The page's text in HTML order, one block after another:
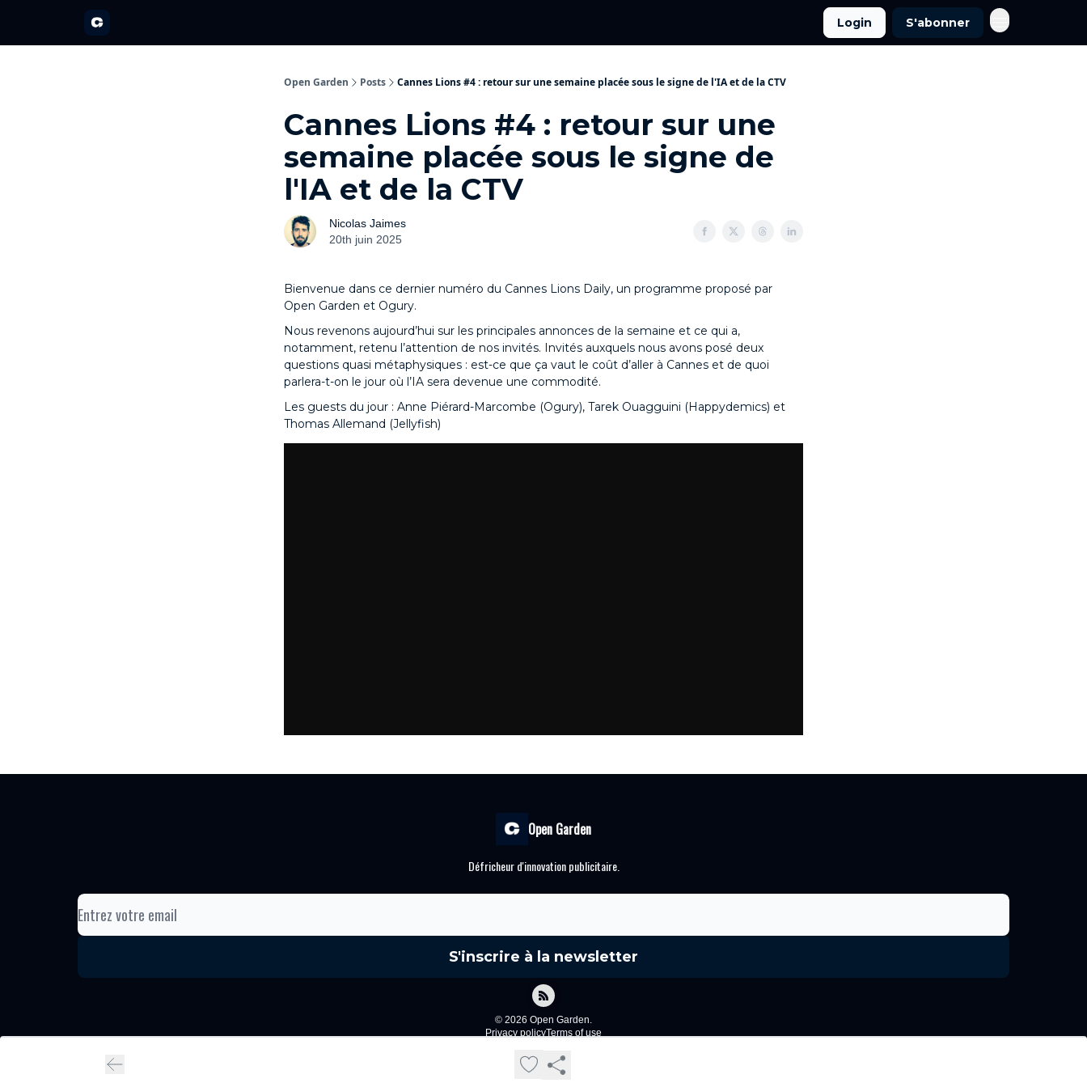
Login S'abonner
Open Garden Posts Cannes Lions #4 : retour sur une semaine placée sous le signe de l'IA et de la CTV
Cannes Lions #4 : retour sur une
semaine placée sous le signe de
l'IA et de la CTV
Nicolas Jaimes
20th juin 2025
Bienvenue dans ce dernier numéro du Cannes Lions Daily, un programme proposé par
Open Garden et Ogury.
Nous revenons aujourd’hui sur les principales annonces de la semaine et ce qui a,
notamment, retenu l’attention de nos invités. Invités auxquels nous avons posé deux
questions quasi métaphysiques : est-ce que ça vaut le coût d’aller à Cannes et de quoi
parlera-t-on le jour où l’IA sera devenue une commodité.
Les guests du jour : Anne Piérard-Marcombe (Ogury), Tarek Ouagguini (Happydemics) et
Thomas Allemand (Jellyfish)
Open Garden
Défricheur d'innovation publicitaire.
© 2026 Open Garden.
Privacy policyTerms of use
Powered by beehiiv